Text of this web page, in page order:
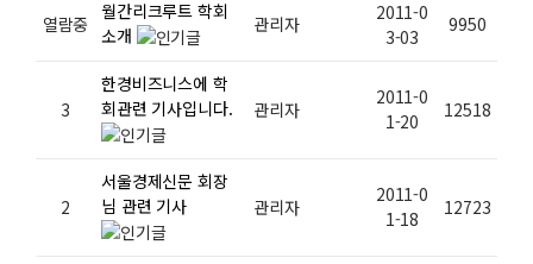
열람중
월간리크루트 학회
소개
관리자
2011-0
3-03
9950
3
한경비즈니스에 학
회관련 기사입니다.
관리자
2011-0
1-20
12518
2
서울경제신문 회장
님 관련 기사
관리자
2011-0
1-18
12723